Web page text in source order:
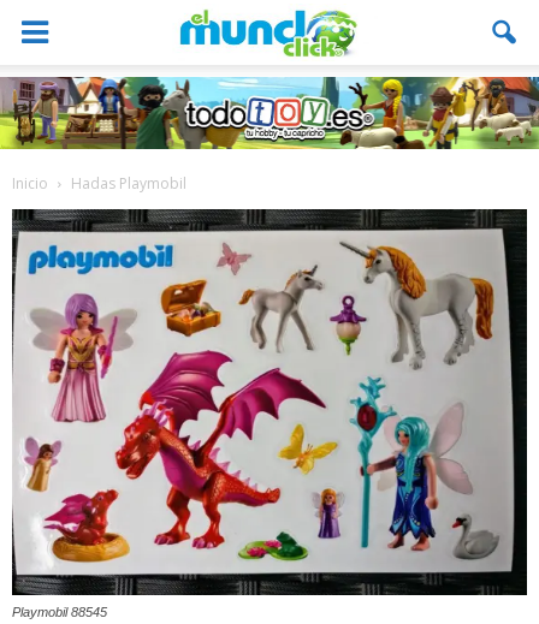
Inicio Hadas Playmobil
Playmobil 88545